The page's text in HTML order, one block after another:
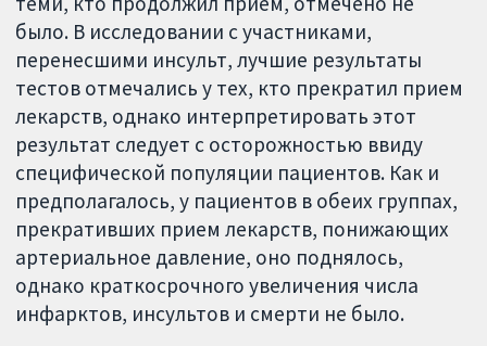
было. В исследовании с участниками,
перенесшими инсульт, лучшие результаты
тестов отмечались у тех, кто прекратил прием
лекарств, однако интерпретировать этот
результат следует с осторожностью ввиду
специфической популяции пациентов. Как и
предполагалось, у пациентов в обеих группах,
прекративших прием лекарств, понижающих
артериальное давление, оно поднялось,
однако краткосрочного увеличения числа
инфарктов, инсультов и смерти не было.